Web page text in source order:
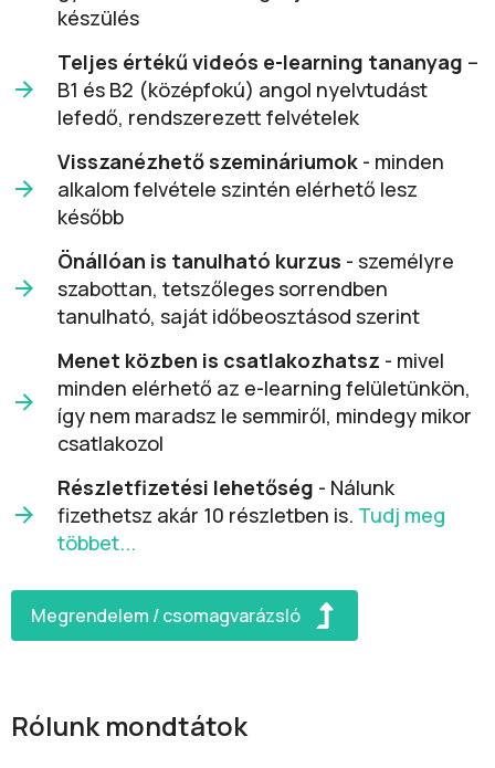
készülés
Teljes értékű videós e-learning tananyag –
B1 és B2 (középfokú) angol nyelvtudást
lefedő, rendszerezett felvételek
Visszanézhető szemináriumok - minden
alkalom felvétele szintén elérhető lesz
később
Önállóan is tanulható kurzus - személyre
szabottan, tetszőleges sorrendben
tanulható, saját időbeosztásod szerint
Menet közben is csatlakozhatsz - mivel
minden elérhető az e-learning felületünkön,
így nem maradsz le semmiről, mindegy mikor
csatlakozol
Részletfizetési lehetőség - Nálunk
fizethetsz akár 10 részletben is. Tudj meg
többet...
Megrendelem / csomagvarázsló
Rólunk mondtátok